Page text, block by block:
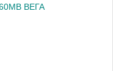
ВЕГА